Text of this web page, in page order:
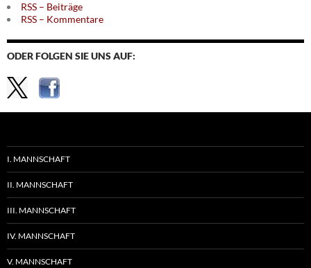
RSS – Beiträge
RSS – Kommentare
ODER FOLGEN SIE UNS AUF:
I. MANNSCHAFT
II. MANNSCHAFT
III. MANNSCHAFT
IV. MANNSCHAFT
V. MANNSCHAFT